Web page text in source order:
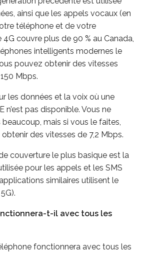
ainsi que les appels vocaux (en
téléphone et de votre
4G couvre plus de 90 % au Canada,
intelligents modernes le
pouvez obtenir des vitesses
Mbps.
les données et la voix où une
n’est pas disponible. Vous ne
beaucoup, mais si vous le faites,
des vitesses de 7,2 Mbps.
couverture le plus basique est la
pour les appels et les SMS
similaires utilisent le
t-il avec tous les
fonctionnera avec tous les